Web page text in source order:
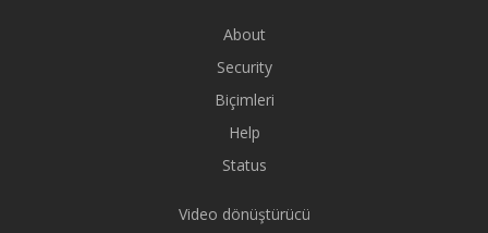
About
Security
Biçimleri
Help
Status
Video dönüştürücü